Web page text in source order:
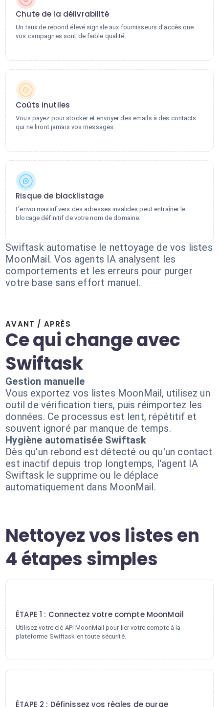
Chute de la délivrabilité
Un taux de rebond élevé signale aux fournisseurs d'accès que
vos campagnes sont de faible qualité.
Coûts inutiles
Vous payez pour stocker et envoyer des emails à des contacts
qui ne liront jamais vos messages.
Risque de blacklistage
L'envoi massif vers des adresses invalides peut entraîner le
blocage définitif de votre nom de domaine.
Swiftask automatise le nettoyage de vos listes
MoonMail. Vos agents IA analysent les
comportements et les erreurs pour purger
votre base sans effort manuel.
AVANT / APRÈS
Ce qui change avec
Swiftask
Gestion manuelle
Vous exportez vos listes MoonMail, utilisez un
outil de vérification tiers, puis réimportez les
données. Ce processus est lent, répétitif et
souvent ignoré par manque de temps.
Hygiène automatisée Swiftask
Dès qu'un rebond est détecté ou qu'un contact
est inactif depuis trop longtemps, l'agent IA
Swiftask le supprime ou le déplace
automatiquement dans MoonMail.
Nettoyez vos listes en
4 étapes simples
ÉTAPE 1 : Connectez votre compte MoonMail
Utilisez votre clé API MoonMail pour lier votre compte à la
plateforme Swiftask en toute sécurité.
ÉTAPE 2 : Définissez vos règles de purge